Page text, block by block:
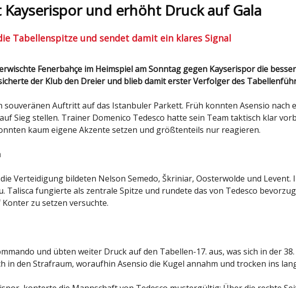
Kayserispor und erhöht Druck auf Gala
Tabellenspitze und sendet damit ein klares Signal
der Klub den Dreier und blieb damit erster Verfolger des
Auftritt auf das Istanbuler Parkett. Früh konnten Asensio nach
Sieg stellen. Trainer Domenico Tedesco hatte sein Team taktisch klar
kaum eigene Akzente setzen und größtenteils nur reagieren.
Verteidigung bildeten Nelson Semedo, Škriniar, Oosterwolde und
Talisca fungierte als zentrale Spitze und rundete das von Tedesco
zu setzen versuchte.
und übten weiter Druck auf den Tabellen-17. aus, was sich in der
in den Strafraum, woraufhin Asensio die Kugel annahm und trocken ins